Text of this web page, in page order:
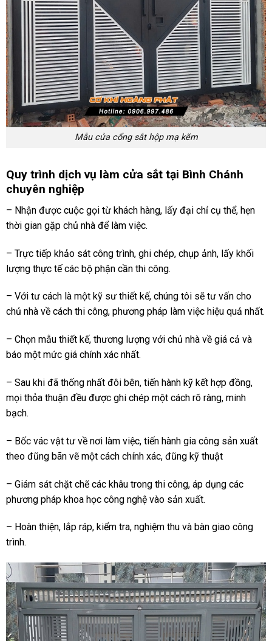
Mẫu cửa cổng sắt hộp mạ kẽm
Quy trình dịch vụ làm cửa sắt tại Bình Chánh
chuyên nghiệp
– Nhận được cuộc gọi từ khách hàng, lấy đại chỉ cụ thể, hẹn
thời gian gặp chủ nhà để làm việc.
– Trực tiếp khảo sát công trình, ghi chép, chụp ảnh, lấy khối
lượng thực tế các bộ phận cần thi công.
– Với tư cách là một kỹ sư thiết kế, chúng tôi sẽ tư vấn cho
chủ nhà về cách thi công, phương pháp làm việc hiệu quả nhất.
– Chọn mẫu thiết kế, thương lượng với chủ nhà về giá cả và
báo một mức giá chính xác nhất.
– Sau khi đã thống nhất đôi bên, tiến hành kỹ kết hợp đồng,
mọi thỏa thuận đều được ghi chép một cách rõ ràng, minh
bạch.
– Bốc vác vật tư về nơi làm việc, tiến hành gia công sản xuất
theo đũng bãn vẽ một cách chính xác, đũng kỹ thuật
– Giám sát chặt chẽ các khâu trong thi công, áp dụng các
phương pháp khoa học công nghệ vào sản xuất.
– Hoàn thiện, lắp ráp, kiểm tra, nghiệm thu và bàn giao công
trình.